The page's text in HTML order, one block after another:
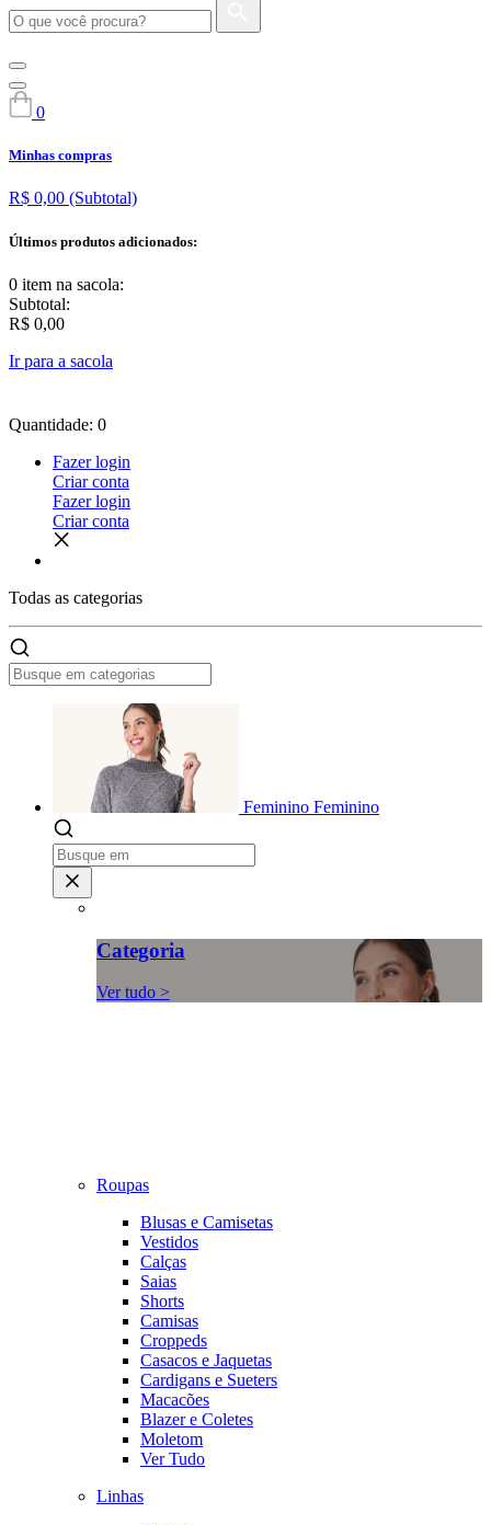
0
Minhas compras
R$ 0,00 (Subtotal)
Últimos produtos adicionados:
0 item na sacola:
Subtotal:
R$ 0,00
Ir para a sacola
Quantidade: 0
Fazer login
Criar conta
Fazer login
Criar conta
Todas as categorias
Feminino Feminino
Categoria
Ver tudo >
Roupas
Blusas e Camisetas
Vestidos
Calças
Saias
Shorts
Camisas
Croppeds
Casacos e Jaquetas
Cardigans e Sueters
Macacões
Blazer e Coletes
Moletom
Ver Tudo
Linhas